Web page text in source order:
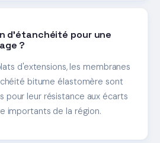
d'étanchéité pour une
?
d'extensions, les membranes
bitume élastomère sont
pour leur résistance aux écarts
importants de la région.